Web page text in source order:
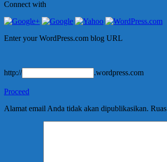
Connect with
Enter your WordPress.com blog URL
http:// .wordpress.com
Proceed
Alamat email Anda tidak akan dipublikasikan.